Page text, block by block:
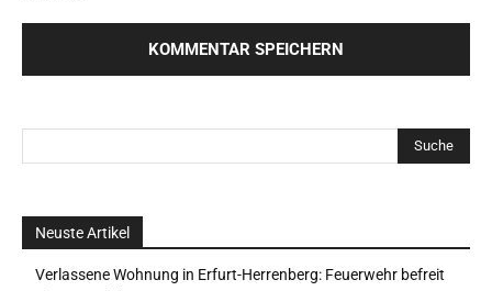
Neuste Artikel
Verlassene Wohnung in Erfurt-Herrenberg: Feuerwehr befreit